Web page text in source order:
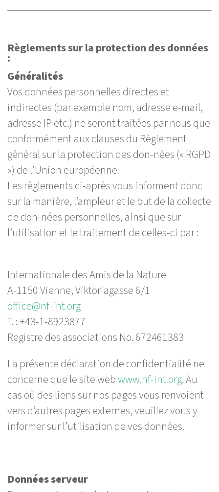
Règlements sur la protection des données
:
Généralités
Vos données personnelles directes et
indirectes (par exemple nom, adresse e-mail,
adresse IP etc.) ne seront traitées par nous que
conformément aux clauses du Règlement
général sur la protection des don-nées (« RGPD
») de l’Union européenne.
Les règlements ci-après vous informent donc
sur la manière, l’ampleur et le but de la collecte
de don-nées personnelles, ainsi que sur
l’utilisation et le traitement de celles-ci par :
Internationale des Amis de la Nature
A-1150 Vienne, Viktoriagasse 6/1
office@nf-int.org
T. : +43-1-8923877
Registre des associations No. 672461383
La présente déclaration de confidentialité ne
concerne que le site webwww.nf-int.org. Au
cas où des liens sur nos pages vous renvoient
vers d’autres pages externes, veuillez vous y
informer sur l’utilisation de vos données.
Données serveur